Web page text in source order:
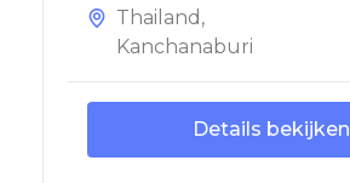
Thailand ,
Kanchanaburi
Details bekijken